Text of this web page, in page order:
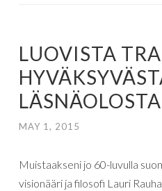
LUOVISTA
MAY 1, 2015
Muistaakseni jo 60-luvulla
visionääri ja filosofi Lauri